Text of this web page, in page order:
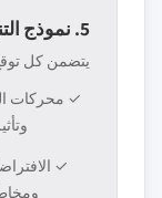
5. نموذج التنبؤ والافتراضات الرئيسية
يتضمن كل
✓ محركات
✓